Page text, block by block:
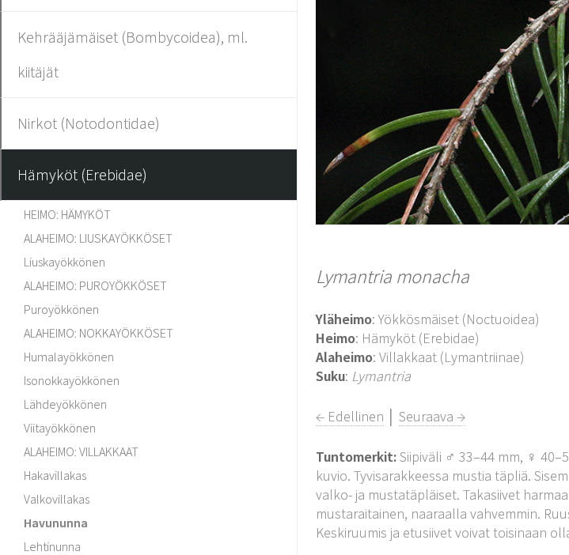
Kehrääjämäiset (Bombycoidea), ml.
kiitäjät
Nirkot (Notodontidae)
Hämyköt (Erebidae)
HEIMO: HÄMYKÖT
ALAHEIMO: LIUSKAYÖKKÖSET
Liuskayökkönen
ALAHEIMO: PUROYÖKKÖSET
Puroyökkönen
ALAHEIMO: NOKKAYÖKKÖSET
Humalayökkönen
Isonokkayökkönen
Lähdeyökkönen
Viitayökkönen
ALAHEIMO: VILLAKKAAT
Hakavillakas
Valkovillakas
Havununna
Lehtinunna
Lymantria monacha
Yläheimo: Yökkösmäiset (Noctuoidea)
Heimo: Hämyköt (Erebidae)
Alaheimo: Villakkaat (Lymantriinae)
Suku: Lymantria
← Edellinen │Seuraava →
Tuntomerkit:Siipiväli ♂ 33–44 mm, ♀
kuvio. Tyvisarakkeessa mustia täpliä.
valko- ja mustatäpläiset. Takasiivet
mustaraitainen, naaraalla vahvemmin.
Keskiruumis ja etusiivet voivat toisinaan